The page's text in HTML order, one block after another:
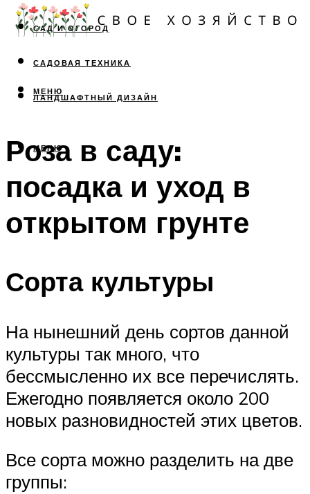
САД И ОГОРОД
САДОВАЯ ТЕХНИКА
ЛАНДШАФТНЫЙ ДИЗАЙН
МЕНЮ
МЕНЮ
Роза в саду:
посадка и уход в
открытом грунте
Сорта культуры
На нынешний день сортов данной
культуры так много, что
бессмысленно их все перечислять.
Ежегодно появляется около 200
новых разновидностей этих цветов.
Все сорта можно разделить на две
группы: